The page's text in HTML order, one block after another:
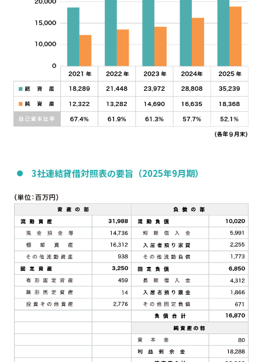
3社連結貸借対照表の要旨（2025年9月期）